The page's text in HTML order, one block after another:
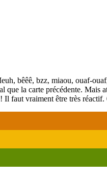
bêêê, bzz, miaou, ouaf-
que la carte précédente.
faut vraiment être très